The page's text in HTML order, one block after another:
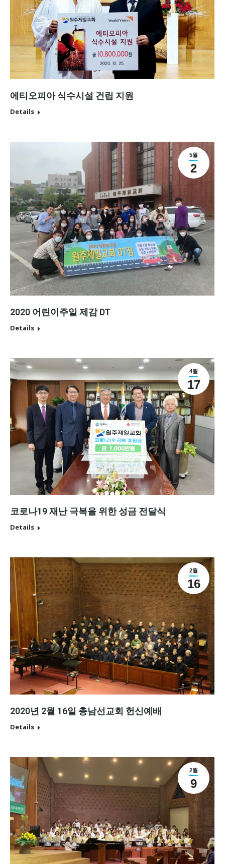
에티오피아 식수시설 건립 지원
Details
5월
2
2020 어린이주일 제감 DT
Details
4월
17
코로나19 재난 극복을 위한 성금 전달식
Details
2월
16
2020년 2월 16일 총남선교회 헌신예배
Details
2월
9